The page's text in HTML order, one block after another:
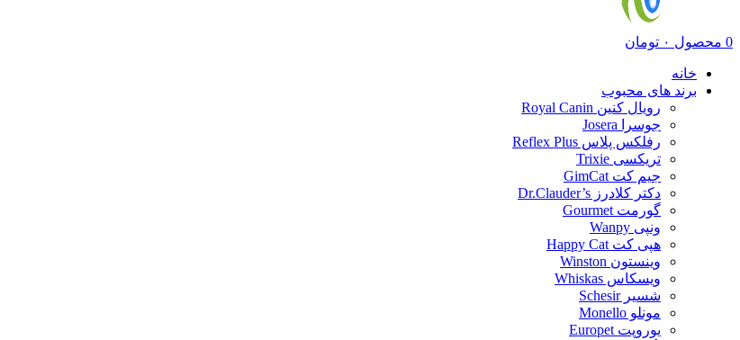
0 محصول ۰ تومان
خانه
برند های محبوب
رویال کنین Royal Canin
جوسرا Josera
رفلکس پلاس Reflex Plus
تریکسی Trixie
جیم کت GimCat
دکتر کلادرز Dr.Clauder’s
گورمت Gourmet
ونپی Wanpy
هپی کت Happy Cat
وینستون Winston
ویسکاس Whiskas
شسیر Schesir
مونلو Monello
یوروپت Europet